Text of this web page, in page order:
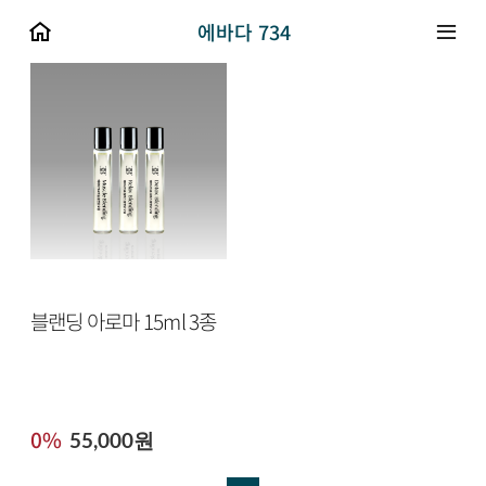
에바다 734
블랜딩 아로마 15ml 3종
0% 55,000원